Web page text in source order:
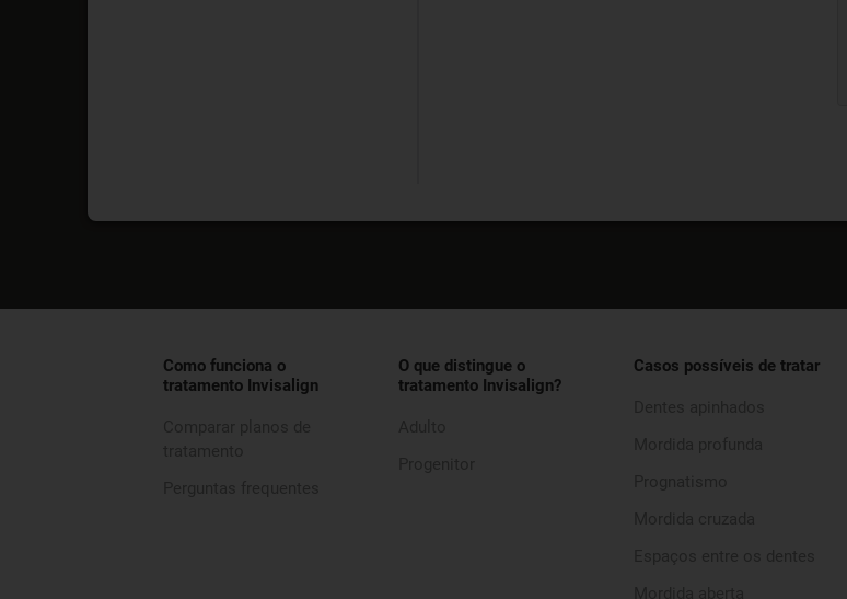
Como funciona o
tratamento Invisalign
O que distingue o
tratamento Invisalign?
Casos possíveis de tratar